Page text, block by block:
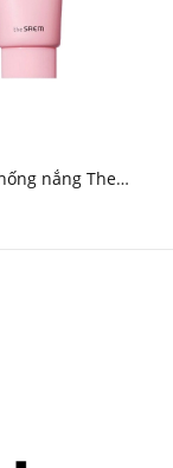
nắng The